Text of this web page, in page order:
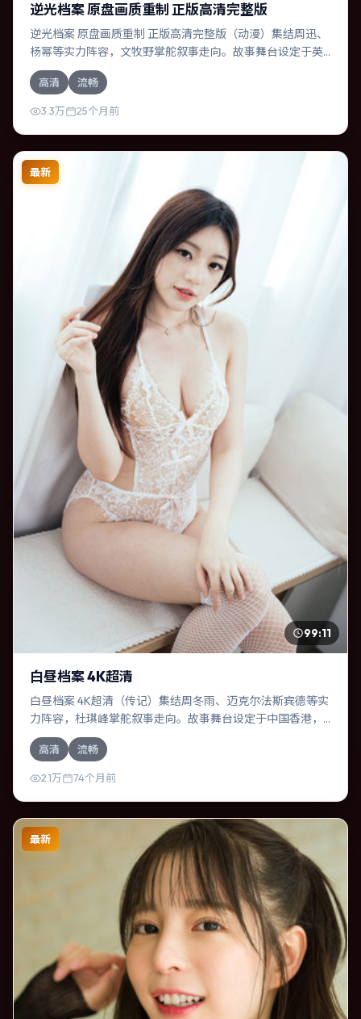
逆光档案 原盘画质重制 正版高清完整版
逆光档案 原盘画质重制 正版高清完整版（动漫）集结周迅、
杨幂等实力阵容，文牧野掌舵叙事走向。故事舞台设定于英
国，围绕一次意外选择展开连锁反应；配乐与色彩高度服务
于主题，结尾留白耐人寻味。
高清 流畅
3.3万 25个月前
最新
99:11
白昼档案 4K超清
白昼档案 4K超清（传记）集结周冬雨、迈克尔·法斯宾德等实
力阵容，杜琪峰掌舵叙事走向。故事舞台设定于中国香港，
围绕一次意外选择展开连锁反应；配乐与色彩高度服务于主
题，结尾留白耐人寻味。
高清 流畅
2.1万 74个月前
最新